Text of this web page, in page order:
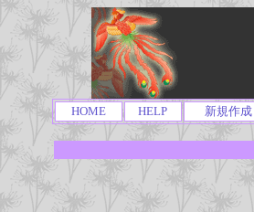
HOME HELP 新規作成